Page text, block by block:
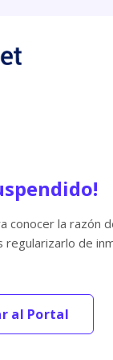
conocer la razón
regularizarlo de
al Portal